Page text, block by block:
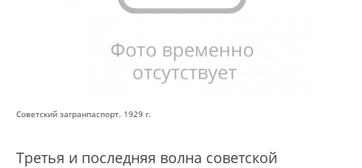
Советский загранпаспорт. 1929 г.
Третья и последняя волна советской